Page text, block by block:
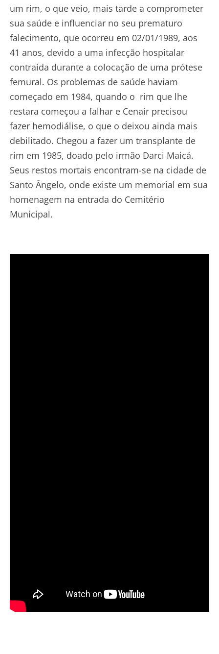
um rim, o que veio, mais tarde a comprometer
sua saúde e influenciar no seu prematuro
falecimento, que ocorreu em 02/01/1989, aos
41 anos, devido a uma infecção hospitalar
contraída durante a colocação de uma prótese
femural. Os problemas de saúde haviam
começado em 1984, quando o rim que lhe
restara começou a falhar e Cenair precisou
fazer hemodiálise, o que o deixou ainda mais
debilitado. Chegou a fazer um transplante de
rim em 1985, doado pelo irmão Darci Maicá.
Seus restos mortais encontram-se na cidade de
Santo Ângelo, onde existe um memorial em sua
homenagem na entrada do Cemitério
Municipal.